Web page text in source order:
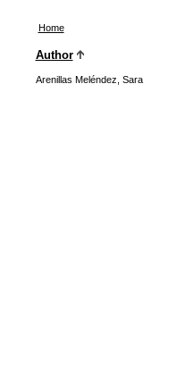
Home
Author
Arenillas Meléndez, Sara